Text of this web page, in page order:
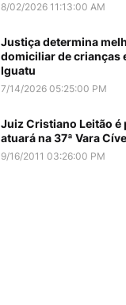
8/02/2026 11:13:00 AM
Justiça determina
domiciliar de crianças
Iguatu
7/14/2026 05:25:00 PM
Juiz Cristiano Leitão é
atuará na 37ª Vara
9/16/2011 03:26:00 PM